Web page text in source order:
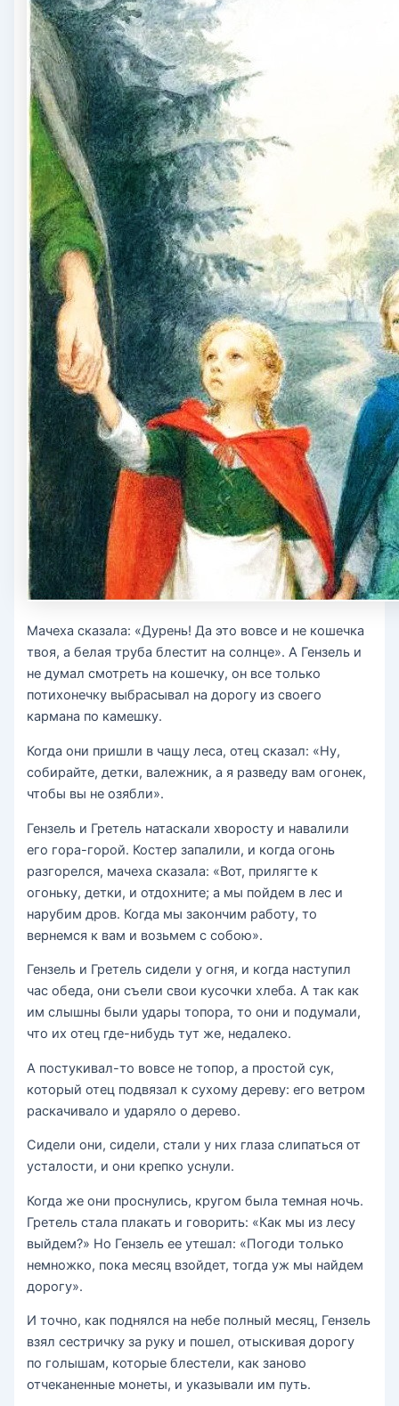
Мачеха сказала: «Дурень! Да это вовсе и не кошечка
твоя, а белая труба блестит на солнце». А Гензель и
не думал смотреть на кошечку, он все только
потихонечку выбрасывал на дорогу из своего
кармана по камешку.
Когда они пришли в чащу леса, отец сказал: «Ну,
собирайте, детки, валежник, а я разведу вам огонек,
чтобы вы не озябли».
Гензель и Гретель натаскали хворосту и навалили
его гора-горой. Костер запалили, и когда огонь
разгорелся, мачеха сказала: «Вот, прилягте к
огоньку, детки, и отдохните; а мы пойдем в лес и
нарубим дров. Когда мы закончим работу, то
вернемся к вам и возьмем с собою».
Гензель и Гретель сидели у огня, и когда наступил
час обеда, они съели свои кусочки хлеба. А так как
им слышны были удары топора, то они и подумали,
что их отец где-нибудь тут же, недалеко.
А постукивал-то вовсе не топор, а простой сук,
который отец подвязал к сухому дереву: его ветром
раскачивало и ударяло о дерево.
Сидели они, сидели, стали у них глаза слипаться от
усталости, и они крепко уснули.
Когда же они проснулись, кругом была темная ночь.
Гретель стала плакать и говорить: «Как мы из лесу
выйдем?» Но Гензель ее утешал: «Погоди только
немножко, пока месяц взойдет, тогда уж мы найдем
дорогу».
И точно, как поднялся на небе полный месяц, Гензель
взял сестричку за руку и пошел, отыскивая дорогу
по голышам, которые блестели, как заново
отчеканенные монеты, и указывали им путь.